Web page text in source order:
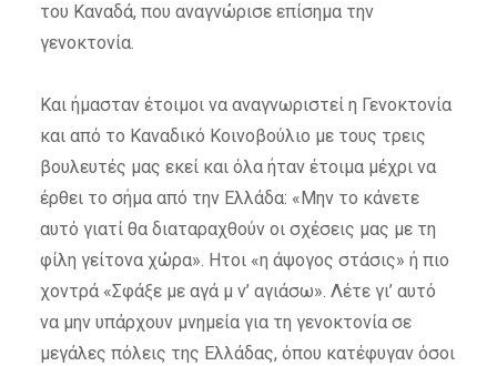
του Καναδά, που αναγνώρισε επίσημα την
γενοκτονία.
Και ήμασταν έτοιμοι να αναγνωριστεί η Γενοκτονία
και από το Καναδικό Κοινοβούλιο με τους τρεις
βουλευτές μας εκεί και όλα ήταν έτοιμα μέχρι να
έρθει το σήμα από την Ελλάδα: «Μην το κάνετε
αυτό γιατί θα διαταραχθούν οι σχέσεις μας με τη
φίλη γείτονα χώρα». Ητοι «η άψογος στάσις» ή πιο
χοντρά «Σφάξε με αγά μ ν’ αγιάσω». Λέτε γι’ αυτό
να μην υπάρχουν μνημεία για τη γενοκτονία σε
μεγάλες πόλεις της Ελλάδας, όπου κατέφυγαν όσοι